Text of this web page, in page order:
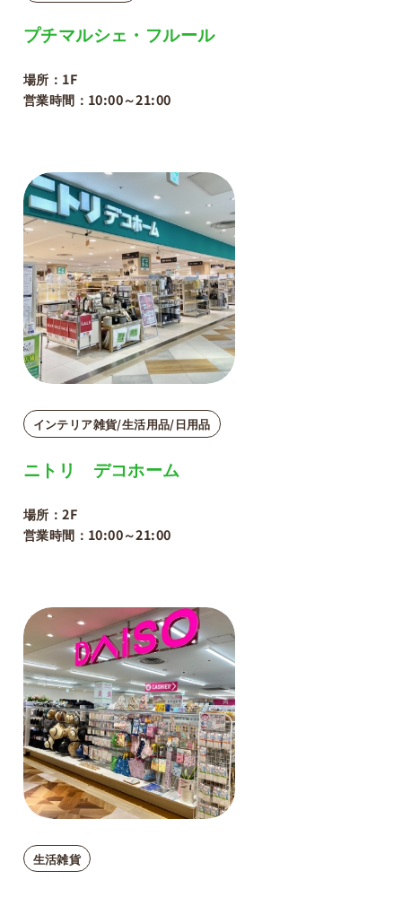
プチマルシェ・フルール
場所：1F
営業時間：10:00～21:00
ニトリ デコホーム
場所：2F
営業時間：10:00～21:00
インテリア雑貨/生活用品/日用品
生活雑貨